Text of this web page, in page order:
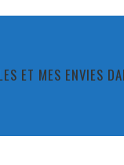
ET MES ENVIES